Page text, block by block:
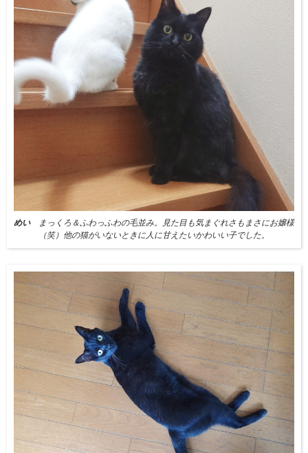
めいまっくろ＆ふわっふわの毛並み。見た目も気まぐれさもまさにお嬢様
（笑）他の猫がいないときに人に甘えたいかわいい子でした。